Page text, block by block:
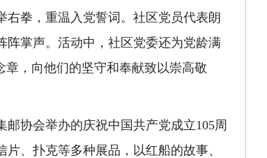
拳，重温入党誓词。社区党员代表朗
阵掌声。活动中，社区党委还为党龄满
章，向他们的坚守和奉献致以崇高敬
协会举办的庆祝中国共产党成立105周
、扑克等多种展品，以红船的故事、